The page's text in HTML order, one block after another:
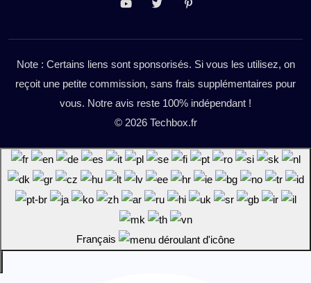
Note : Certains liens sont sponsorisés. Si vous les utilisez, on
reçoit une petite commission, sans frais supplémentaires pour
vous. Notre avis reste 100% indépendant !
© 2026 Techbox.fr
Français